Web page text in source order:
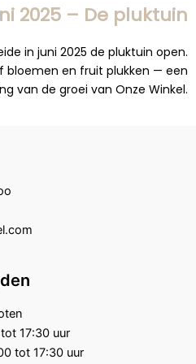
2025 – De pluktuin
in juni 2025 de pluktuin open.
bloemen en fruit plukken — een
van de groei van Onze Winkel.
17:30 uur
tot 17:30 uur